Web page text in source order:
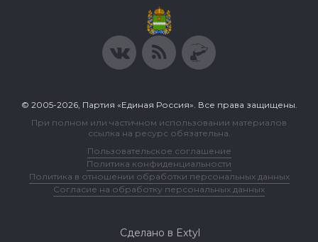
© 2005-2026, Партия «Единая Россия». Все права защищены.
При полном или частичном использовании материалов
ссылка на ресурс обязательна.
Пользовательское соглашение
Политика конфиденциальности
Политика в отношении обработки персональных данных
Согласие на обработку персональных данных
Сделано в Extyl